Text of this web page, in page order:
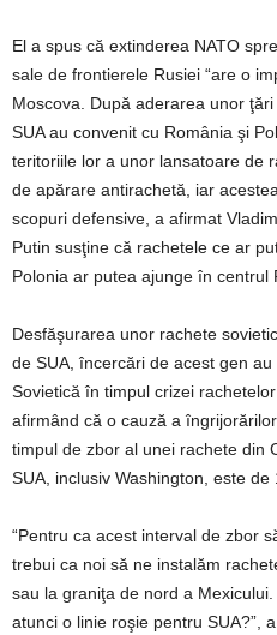
El a spus că extinderea NATO
sale de frontierele Rusiei “are o
Moscova. După aderarea unor
SUA au convenit cu România şi
teritoriile lor a unor lansatoare de
de apărare antirachetă, iar
scopuri defensive, a afirmat
Putin susţine că rachetele ce ar
Polonia ar putea ajunge în centrul
Desfăşurarea unor rachete
de SUA, încercări de acest gen
Sovietică în timpul crizei
afirmând că o cauză a
timpul de zbor al unei rachete din
SUA, inclusiv Washington, este de
“Pentru ca acest interval de zbor
trebui ca noi să ne instalăm
sau la graniţa de nord a
atunci o linie roşie pentru SUA?”,